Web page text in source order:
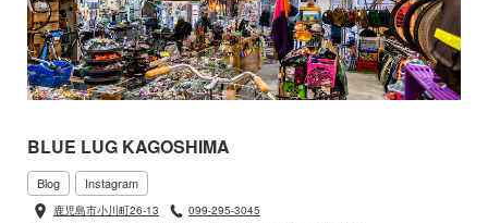
BLUE LUG KAGOSHIMA
Blog Instagram
鹿児島市小川町26-13
099-295-3045